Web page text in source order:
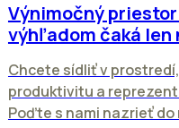
Výnimočný
výhľadom čaká len
Chcete sídliť v
produktivitu a
Poďte s nami nazrieť do